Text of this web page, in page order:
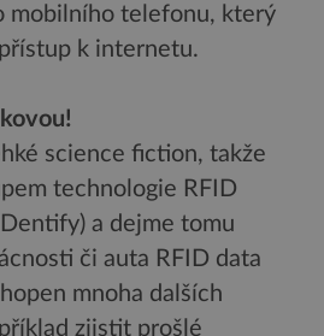
mobilního telefonu, který
k internetu.
science fiction, takže
technologie RFID
a dejme tomu
či auta RFID data
mnoha dalších
zjistit prošlé